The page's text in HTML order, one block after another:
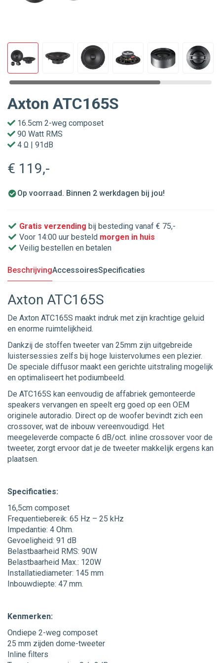
Axton ATC165S
16.5cm 2-weg composet
90 Watt RMS
4 Ω | 91dB
€ 119,-
Op voorraad. Binnen 2 werkdagen bij jou!
Gratis verzending bij besteding vanaf € 75,-
Voor 14:00 uur besteld morgen in huis
Veilig bestellen en betalen
BeschrijvingAccessoiresSpecificaties
Axton ATC165S
De Axton ATC165S maakt indruk met zijn krachtige geluid
en enorme ruimtelijkheid.
Dankzij de stoffen tweeter van 25mm zijn uitgebreide
luistersessies zelfs bij hoge luistervolumes een plezier.
De speciale diffusor maakt een gerichte uitstraling mogelijk
en optimaliseert het podiumbeeld.
De ATC165S kan eenvoudig de affabriek gemonteerde
speakers vervangen en speelt erg goed op een OEM
originele autoradio. Direct op de woofer bevindt zich een
crossover, wat de inbouw vereenvoudigd. Het
meegeleverde compacte 6 dB/oct. inline crossover voor de
tweeter, zorgt ervoor dat je de tweeter makkelijk ergens kan
plaatsen.
Specificaties:
16,5cm composet
Frequentiebereik: 65 Hz – 25 kHz
Impedantie: 4 Ohm.
Gevoeligheid: 91 dB
Belastbaarheid RMS: 90W
Belastbaarheid Max.: 120W
Installatiediameter: 145 mm
Inbouwdiepte: 47 mm.
Kenmerken:
Ondiepe 2-weg composet
25 mm zijden dome-tweeter
Inline filters